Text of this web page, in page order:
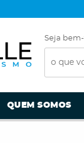
Seja
QUEM SOMOS